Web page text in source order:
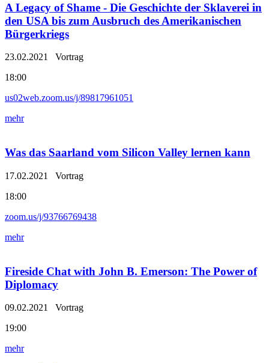
A Legacy of Shame - Die Geschichte der Sklaverei in
den USA bis zum Ausbruch des Amerikanischen
Bürgerkriegs
23.02.2021
Vortrag
18:00
us02web.zoom.us/j/89817961051
mehr
Was das Saarland vom Silicon Valley lernen kann
17.02.2021
Vortrag
18:00
zoom.us/j/93766769438
mehr
Fireside Chat with John B. Emerson: The Power of
Diplomacy
09.02.2021
Vortrag
19:00
mehr